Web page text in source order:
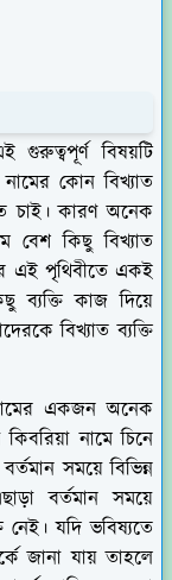
গুরুত্বপূর্ণ বিষয়টি
কোন বিখ্যাত
চাই। কারণ অনেক
বেশ কিছু বিখ্যাত
এই পৃথিবীতে একই
ব্যক্তি কাজ দিয়ে
বিখ্যাত ব্যক্তি
একজন অনেক
নামে চিনে
সময়ে বিভিন্ন
বর্তমান সময়ে
যদি ভবিষ্যতে
জানা যায় তাহলে